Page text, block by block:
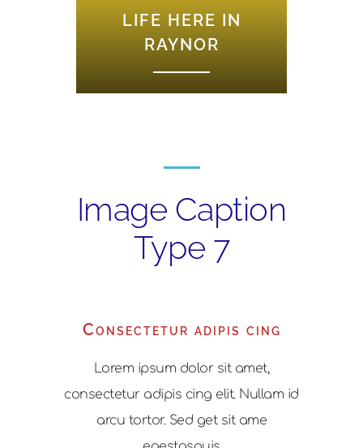
LIFE HERE IN
RAYNOR
Image Caption
Type 7
Consectetur adipis cing
Lorem ipsum dolor sit amet,
consectetur adipis cing elit. Nullam id
arcu tortor. Sed get sit ame